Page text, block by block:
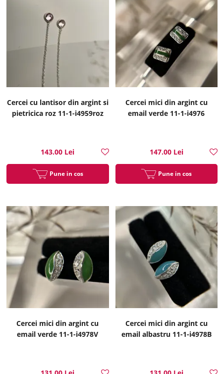
Cercei cu lantisor din argint si
pietricica roz 11-1-i4959roz
143.00 Lei
Pune in cos
Cercei mici din argint cu
email verde 11-1-i4976
147.00 Lei
Pune in cos
Cercei mici din argint cu
email verde 11-1-i4978V
Cercei mici din argint cu
email albastru 11-1-i4978B